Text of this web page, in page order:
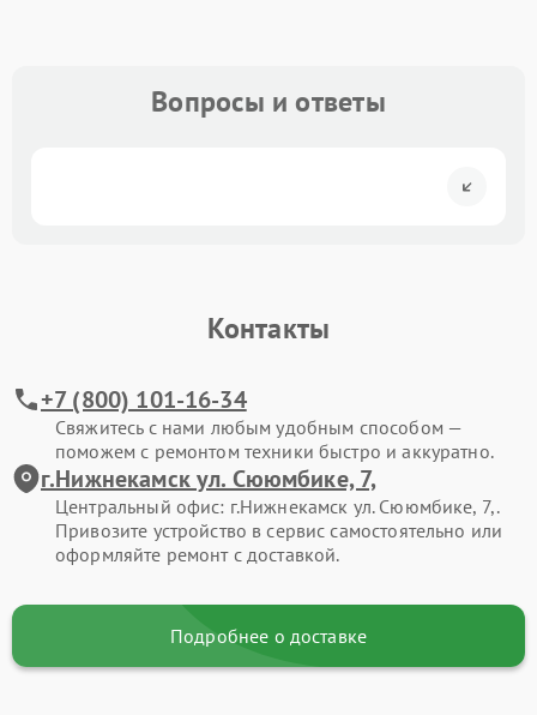
Вопросы и ответы
Контакты
+7 (800) 101-16-34
Свяжитесь с нами любым удобным способом —
поможем с ремонтом техники быстро и аккуратно.
г.Нижнекамск ул. Сююмбике, 7,
Центральный офис: г.Нижнекамск ул. Сююмбике, 7,.
Привозите устройство в сервис самостоятельно или
оформляйте ремонт с доставкой.
Подробнее о доставке